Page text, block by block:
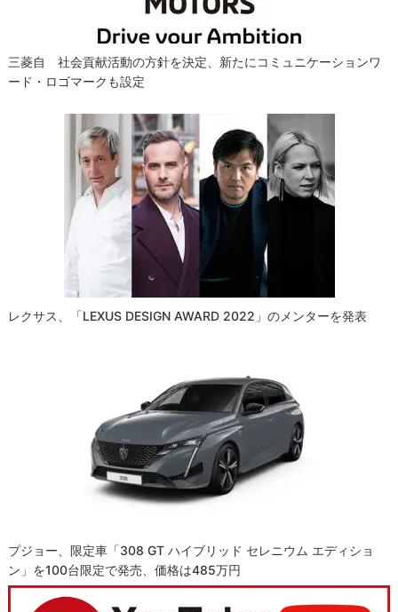
三菱自 社会貢献活動の方針を決定、新たにコミュニケーションワ
ード・ロゴマークも設定
レクサス、「LEXUS DESIGN AWARD 2022」のメンターを発表
プジョー、限定車「308 GT ハイブリッド セレニウム エディショ
ン」を100台限定で発売、価格は485万円